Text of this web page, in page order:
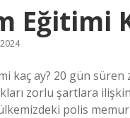
Eğitimi
kaç ay? 20 gün süren
zorlu şartlara
polis